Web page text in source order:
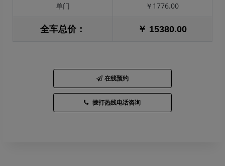
单门 ￥1776.00
全车总价： ￥ 15380.00
在线预约
拨打热线电话咨询